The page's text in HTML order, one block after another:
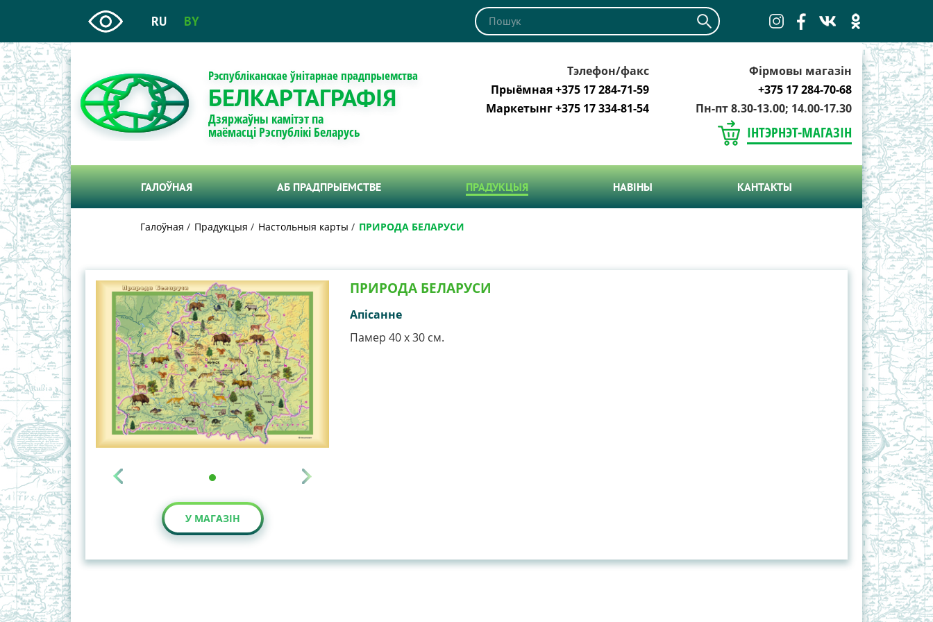
RU BY
Рэспубліканскае ўнітарнае прадпрыемства
БЕЛКАРТАГРАФІЯ
Дзяржаўны камітэт па
маёмасці Рэспублікі Беларусь
Тэлефон/факс
Прыёмная +375 17 284-71-59
Маркетынг +375 17 334-81-54
Фірмовы магазін
+375 17 284-70-68
Пн-пт 8.30-13.00; 14.00-17.30
ІНТЭРНЭТ-МАГАЗІН
ГАЛОЎНАЯ АБ ПРАДПРЫЕМСТВЕ ПРАДУКЦЫЯ НАВIНЫ КАНТАКТЫ
Галоўная Прадукцыя Настольныя карты ПРИРОДА БЕЛАРУСИ
У МАГАЗІН
ПРИРОДА БЕЛАРУСИ
Апiсанне
Памер 40 х 30 см.